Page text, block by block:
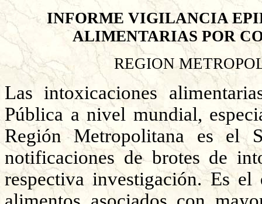
INFORME VIGILANCIA
ALIMENTARIAS POR
REGION
Las intoxicaciones
Pública a nivel mundial,
Región Metropolitana es el
notificaciones de brotes de
respectiva investigación. Es